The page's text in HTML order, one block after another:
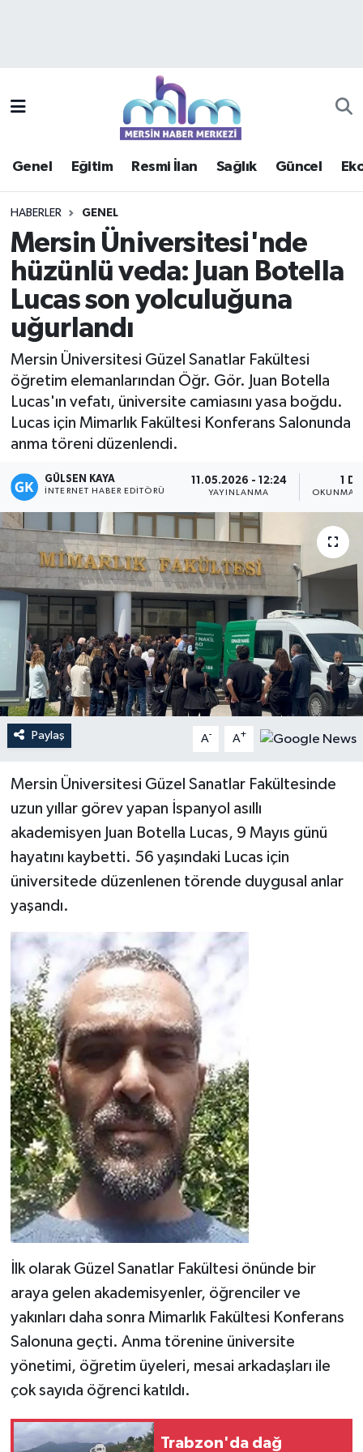
Genel Eğitim Resmi İlan Sağlık Güncel
HABERLER GENEL
Mersin Üniversitesi'nde
hüzünlü veda: Juan Botella
Lucas son yolculuğuna
uğurlandı
Mersin Üniversitesi Güzel Sanatlar Fakültesi
öğretim elemanlarından Öğr. Gör. Juan Botella
Lucas'ın vefatı, üniversite camiasını yasa boğdu.
Lucas için Mimarlık Fakültesi Konferans Salonunda
anma töreni düzenlendi.
GÜLSEN KAYA
İNTERNET HABER EDITÖRÜ
11.05.2026 - 12:24
YAYINLANMA
1 DK
OKUNMA
Paylaş A- A+
Mersin Üniversitesi Güzel Sanatlar Fakültesinde
uzun yıllar görev yapan İspanyol asıllı
akademisyen Juan Botella Lucas, 9 Mayıs günü
hayatını kaybetti. 56 yaşındaki Lucas için
üniversitede düzenlenen törende duygusal anlar
yaşandı.
İlk olarak Güzel Sanatlar Fakültesi önünde bir
araya gelen akademisyenler, öğrenciler ve
yakınları daha sonra Mimarlık Fakültesi Konferans
Salonuna geçti. Anma törenine üniversite
yönetimi, öğretim üyeleri, mesai arkadaşları ile
çok sayıda öğrenci katıldı.
Trabzon'da dağ
Güncel
Haberde insan
Kültür - Sanat
Mersin
Mersin Tarihi
Özel Haber
Politika
Resmi İlan
Sağlık
Spor
Sürmanşet
Yaşam
Mersin Trafik Yoğunluk Haritası
Süper Lig Puan Durumu ve Fikstür
Son Dakika Haberleri
Haber Arşivi